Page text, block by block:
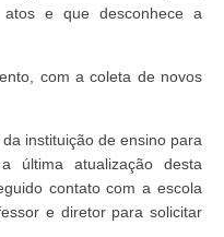
e que desconhece a
com a coleta de novos
instituição de ensino para
última atualização desta
contato com a escola
e diretor para solicitar